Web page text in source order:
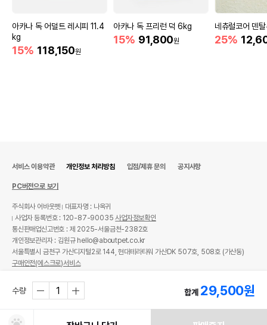
아카나 독 어덜트 레시피 11.4
kg
15% 118,150원
아카나 독 프리런 덕 6kg
15% 91,800원
네츄럴코어 덴
25%
수량 합계 29,500원
서비스 이용약관 개인정보 처리방침 입점/제휴 문의 공지사항
PC버전으로 보기
주식회사 어바웃펫
대표자명 : 나옥귀
사업자 등록번호 : 120-87-90035사업자정보확인
통신판매업신고번호 : 제 2025-서울금천-2382호
개인정보관리자 : 김원규 hello@aboutpet.co.kr
서울특별시 금천구 가산디지털2로 144, 현대테라타워 가산DK 507호, 508호 (가산동)
구매안전(에스크로)서비스